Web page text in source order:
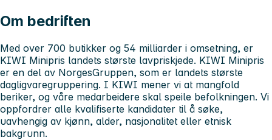
Om bedriften
Med over 700 butikker og 54 milliarder i omsetning, er
KIWI Minipris landets største lavpriskjede. KIWI Minipris
er en del av NorgesGruppen, som er landets største
dagligvaregruppering. I KIWI mener vi at mangfold
beriker, og våre medarbeidere skal speile befolkningen. Vi
oppfordrer alle kvalifiserte kandidater til å søke,
uavhengig av kjønn, alder, nasjonalitet eller etnisk
bakgrunn.